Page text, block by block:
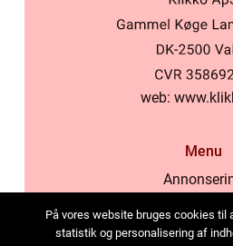
web:
Menu
Cookies
På vores website bruges cookies til
statistik og personalisering af